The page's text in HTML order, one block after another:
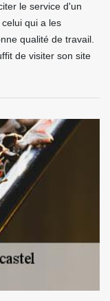
le service d'un
qui a les
qualité de travail.
de visiter son site